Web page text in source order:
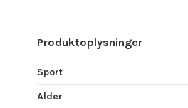
Produktoplysninger
Sport
Alder